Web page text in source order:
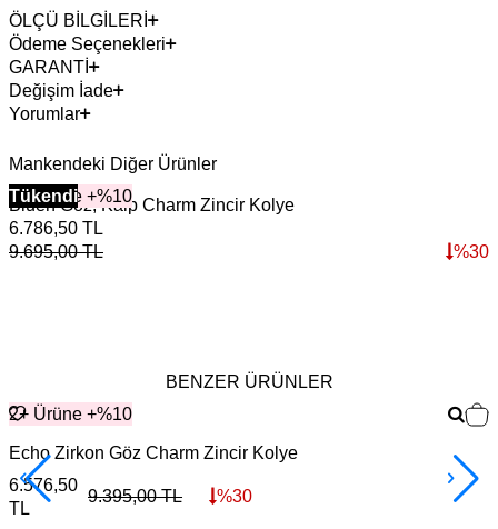
ÖLÇÜ BİLGİLERİ
Ödeme Seçenekleri
GARANTİ
Değişim İade
Yorumlar
Mankendeki Diğer Ürünler
2+ Ürüne +%10
Tükendi
Bluen Göz, Kalp Charm Zincir Kolye
6.786,50 TL
9.695,00TL %30
BENZER ÜRÜNLER
2+ Ürüne +%10
Echo Zirkon Göz Charm Zincir Kolye
6.576,50
TL
9.395,00TL %30